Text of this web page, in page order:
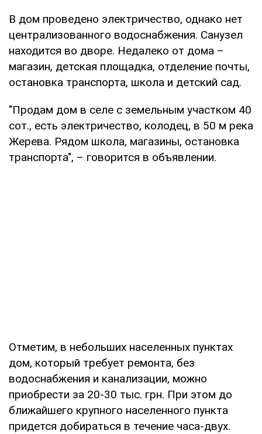
В дом проведено электричество, однако нет
централизованного водоснабжения. Санузел
находится во дворе. Недалеко от дома –
магазин, детская площадка, отделение почты,
остановка транспорта, школа и детский сад.
"Продам дом в селе с земельным участком 40
сот., есть электричество, колодец, в 50 м река
Жерева. Рядом школа, магазины, остановка
транспорта", – говорится в объявлении.
Отметим, в небольших населенных пунктах
дом, который требует ремонта, без
водоснабжения и канализации, можно
приобрести за 20-30 тыс. грн. При этом до
ближайшего крупного населенного пункта
придется добираться в течение часа-двух.